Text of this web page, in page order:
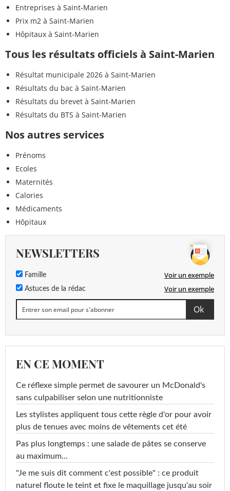
Entreprises à Saint-Marien
Prix m2 à Saint-Marien
Hôpitaux à Saint-Marien
Tous les résultats officiels à Saint-Marien
Résultat municipale 2026 à Saint-Marien
Résultats du bac à Saint-Marien
Résultats du brevet à Saint-Marien
Résultats du BTS à Saint-Marien
Nos autres services
Prénoms
Ecoles
Maternités
Calories
Médicaments
Hôpitaux
NEWSLETTERS
Famille Voir un exemple
Astuces de la rédac Voir un exemple
EN CE MOMENT
Ce réflexe simple permet de savourer un McDonald's
sans culpabiliser selon une nutritionniste
Les stylistes appliquent tous cette règle d'or pour avoir
plus de tenues avec moins de vêtements cet été
Pas plus longtemps : une salade de pâtes se conserve
au maximum...
"Je me suis dit comment c'est possible" : ce produit
naturel floute le teint et fixe le maquillage jusqu'au soir